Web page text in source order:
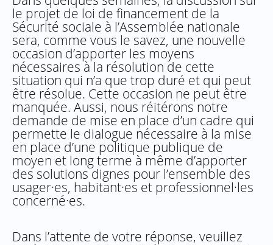
le projet de loi de financement de la
Sécurité sociale à l’Assemblée nationale
sera, comme vous le savez, une nouvelle
occasion d’apporter les moyens
nécessaires à la résolution de cette
situation qui n’a que trop duré et qui peut
être résolue. Cette occasion ne peut être
manquée. Aussi, nous réitérons notre
demande de mise en place d’un cadre qui
permette le dialogue nécessaire à la mise
en place d’une politique publique de
moyen et long terme à même d’apporter
des solutions dignes pour l’ensemble des
usager·es, habitant·es et professionnel·les
concerné·es.
Dans l’attente de votre réponse, veuillez